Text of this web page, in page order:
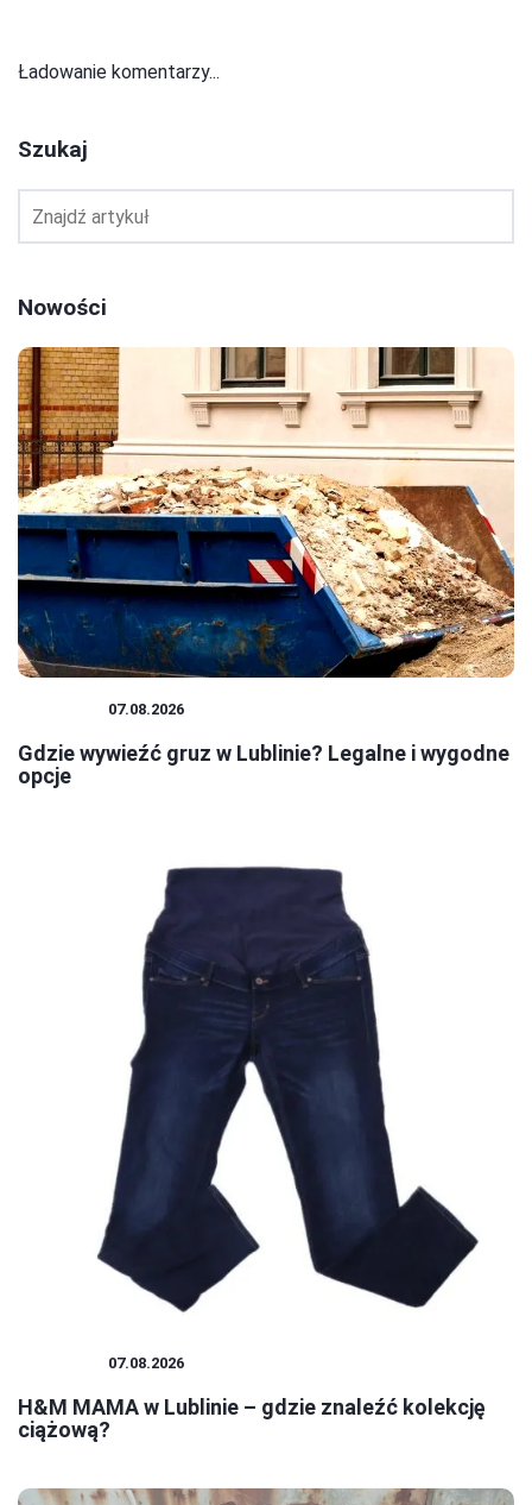
Ładowanie komentarzy...
Szukaj
Nowości
07.08.2026
Gdzie wywieźć gruz w Lublinie? Legalne i wygodne
opcje
07.08.2026
H&M MAMA w Lublinie – gdzie znaleźć kolekcję
ciążową?